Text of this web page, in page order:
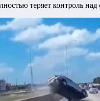
теряет контроль